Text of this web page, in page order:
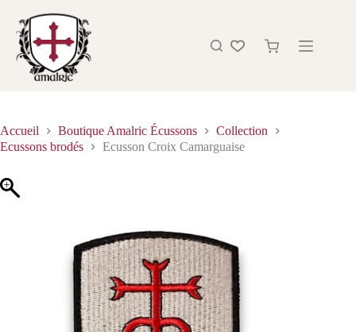
Accueil Boutique Amalric Écussons
Collection
Ecussons brodés
Ecusson Croix Camarguaise